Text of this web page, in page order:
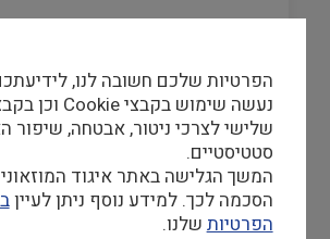
14/07/24
-
07/24
הפרטיות שלכם חשובה לנו,
שלישי לצרכי ניטור, אבטחה, שיפור
סטטיסטיים.
המשך הגלישה באתר איגוד
הסכמה לכך. למידע נוסף ניתן לעיין
הפרטיות שלנו.